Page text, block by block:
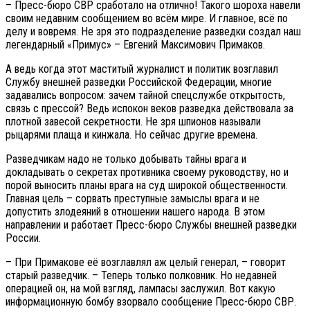
– Пресс-бюро СВР сработало на отлично! Такого шороха навели
своим недавним сообщением во всём мире. И главное, всё по
делу и вовремя. Не зря это подразделение разведки создал наш
легендарный «Примус» – Евгений Максимович Примаков.
А ведь когда этот маститый журналист и политик возглавил
Службу внешней разведки Российской Федерации, многие
задавались вопросом: зачем тайной спецслужбе открытость,
связь с прессой? Ведь испокон веков разведка действовала за
плотной завесой секретности. Не зря шпионов называли
рыцарями плаща и кинжала. Но сейчас другие времена.
Разведчикам надо не только добывать тайны врага и
докладывать о секретах противника своему руководству, но и
порой выносить планы врага на суд широкой общественности.
Главная цель – сорвать преступные замыслы врага и не
допустить злодеяний в отношении нашего народа. В этом
направлении и работает Пресс-бюро Службы внешней разведки
России.
– При Примакове её возглавлял аж целый генерал, – говорит
старый разведчик. – Теперь только полковник. Но недавней
операцией он, на мой взгляд, лампасы заслужил. Вот какую
информационную бомбу взорвало сообщение Пресс-бюро СВР.